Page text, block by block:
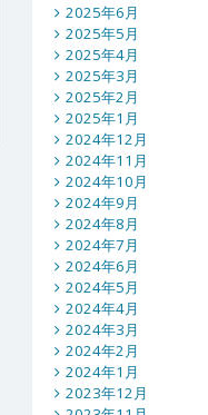
2025年6月
2025年5月
2025年4月
2025年3月
2025年2月
2025年1月
2024年12月
2024年11月
2024年10月
2024年9月
2024年8月
2024年7月
2024年6月
2024年5月
2024年4月
2024年3月
2024年2月
2024年1月
2023年12月